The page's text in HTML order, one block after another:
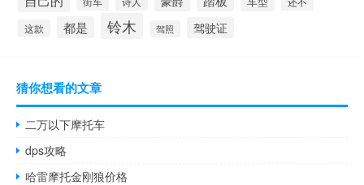
这款 都是 铃木 驾照 驾驶证
猜你想看的文章
二万以下摩托车
dps攻略
哈雷摩托金刚狼价格